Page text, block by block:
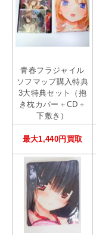
青春フラジャイル
ソフマップ購入特典
3大特典セット（抱
き枕カバー＋CD＋
下敷き）
最大1,440円買取